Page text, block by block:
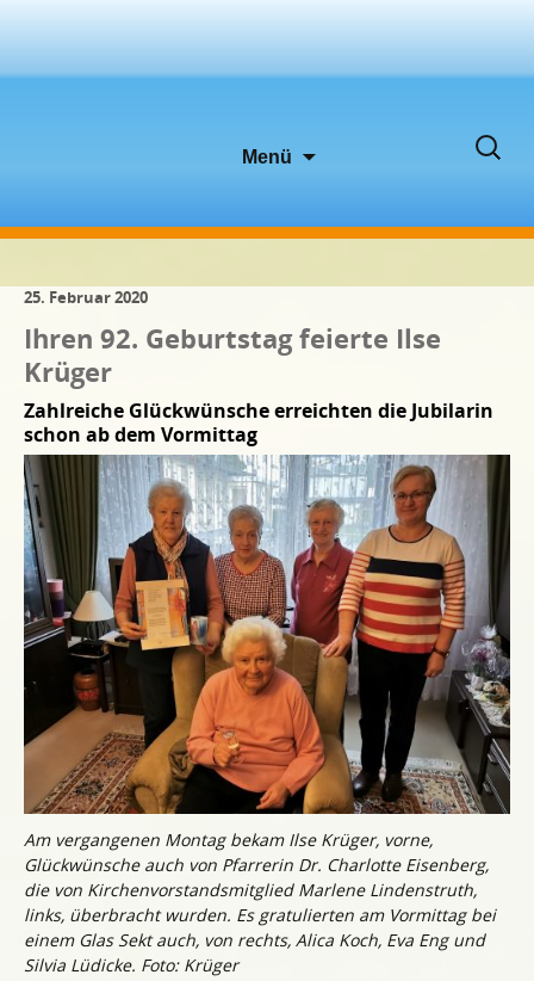
Menü
Suchen
25. Februar 2020
Ihren 92. Geburtstag feierte Ilse
Krüger
Zahlreiche Glückwünsche erreichten die Jubilarin
schon ab dem Vormittag
Am vergangenen Montag bekam Ilse Krüger, vorne,
Glückwünsche auch von Pfarrerin Dr. Charlotte Eisenberg,
die von Kirchenvorstandsmitglied Marlene Lindenstruth,
links, überbracht wurden. Es gratulierten am Vormittag bei
einem Glas Sekt auch, von rechts, Alica Koch, Eva Eng und
Silvia Lüdicke. Foto: Krüger